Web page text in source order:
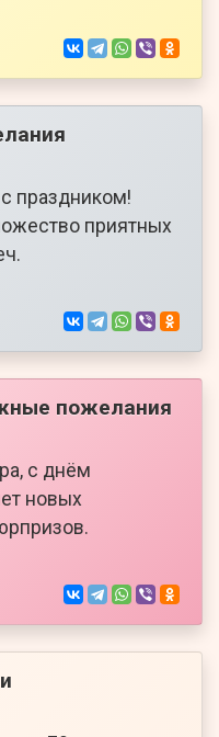
праздником!
приятных
пожелания
с днём
новых